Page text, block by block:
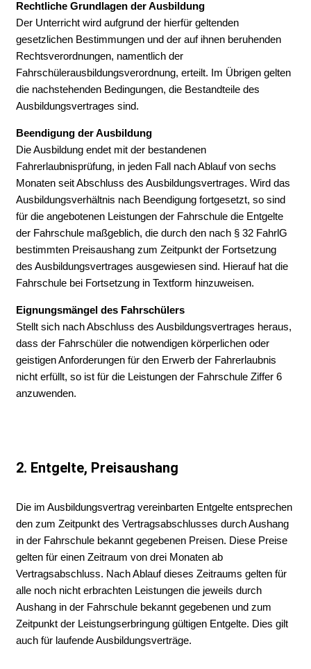
Rechtliche Grundlagen der Ausbildung
Der Unterricht wird aufgrund der hierfür geltenden
gesetzlichen Bestimmungen und der auf ihnen beruhenden
Rechtsverordnungen, namentlich der
Fahrschülerausbildungsverordnung, erteilt. Im Übrigen gelten
die nachstehenden Bedingungen, die Bestandteile des
Ausbildungsvertrages sind.
Beendigung der Ausbildung
Die Ausbildung endet mit der bestandenen
Fahrerlaubnisprüfung, in jeden Fall nach Ablauf von sechs
Monaten seit Abschluss des Ausbildungsvertrages. Wird das
Ausbildungsverhältnis nach Beendigung fortgesetzt, so sind
für die angebotenen Leistungen der Fahrschule die Entgelte
der Fahrschule maßgeblich, die durch den nach § 32 FahrlG
bestimmten Preisaushang zum Zeitpunkt der Fortsetzung
des Ausbildungsvertrages ausgewiesen sind. Hierauf hat die
Fahrschule bei Fortsetzung in Textform hinzuweisen.
Eignungsmängel des Fahrschülers
Stellt sich nach Abschluss des Ausbildungsvertrages heraus,
dass der Fahrschüler die notwendigen körperlichen oder
geistigen Anforderungen für den Erwerb der Fahrerlaubnis
nicht erfüllt, so ist für die Leistungen der Fahrschule Ziffer 6
anzuwenden.
2. Entgelte, Preisaushang
Die im Ausbildungsvertrag vereinbarten Entgelte entsprechen
den zum Zeitpunkt des Vertragsabschlusses durch Aushang
in der Fahrschule bekannt gegebenen Preisen. Diese Preise
gelten für einen Zeitraum von drei Monaten ab
Vertragsabschluss. Nach Ablauf dieses Zeitraums gelten für
alle noch nicht erbrachten Leistungen die jeweils durch
Aushang in der Fahrschule bekannt gegebenen und zum
Zeitpunkt der Leistungserbringung gültigen Entgelte. Dies gilt
auch für laufende Ausbildungsverträge.